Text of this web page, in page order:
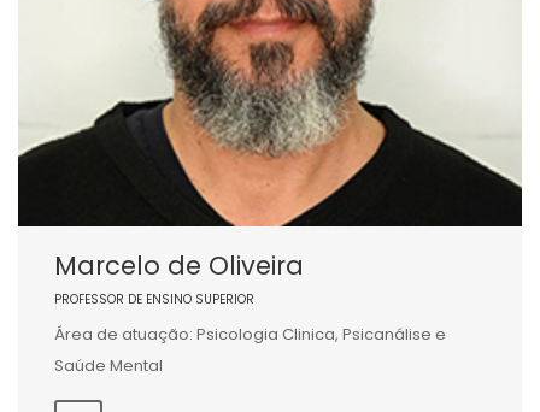
Marcelo de Oliveira
PROFESSOR DE ENSINO SUPERIOR
Área de atuação: Psicologia Clinica, Psicanálise e
Saúde Mental